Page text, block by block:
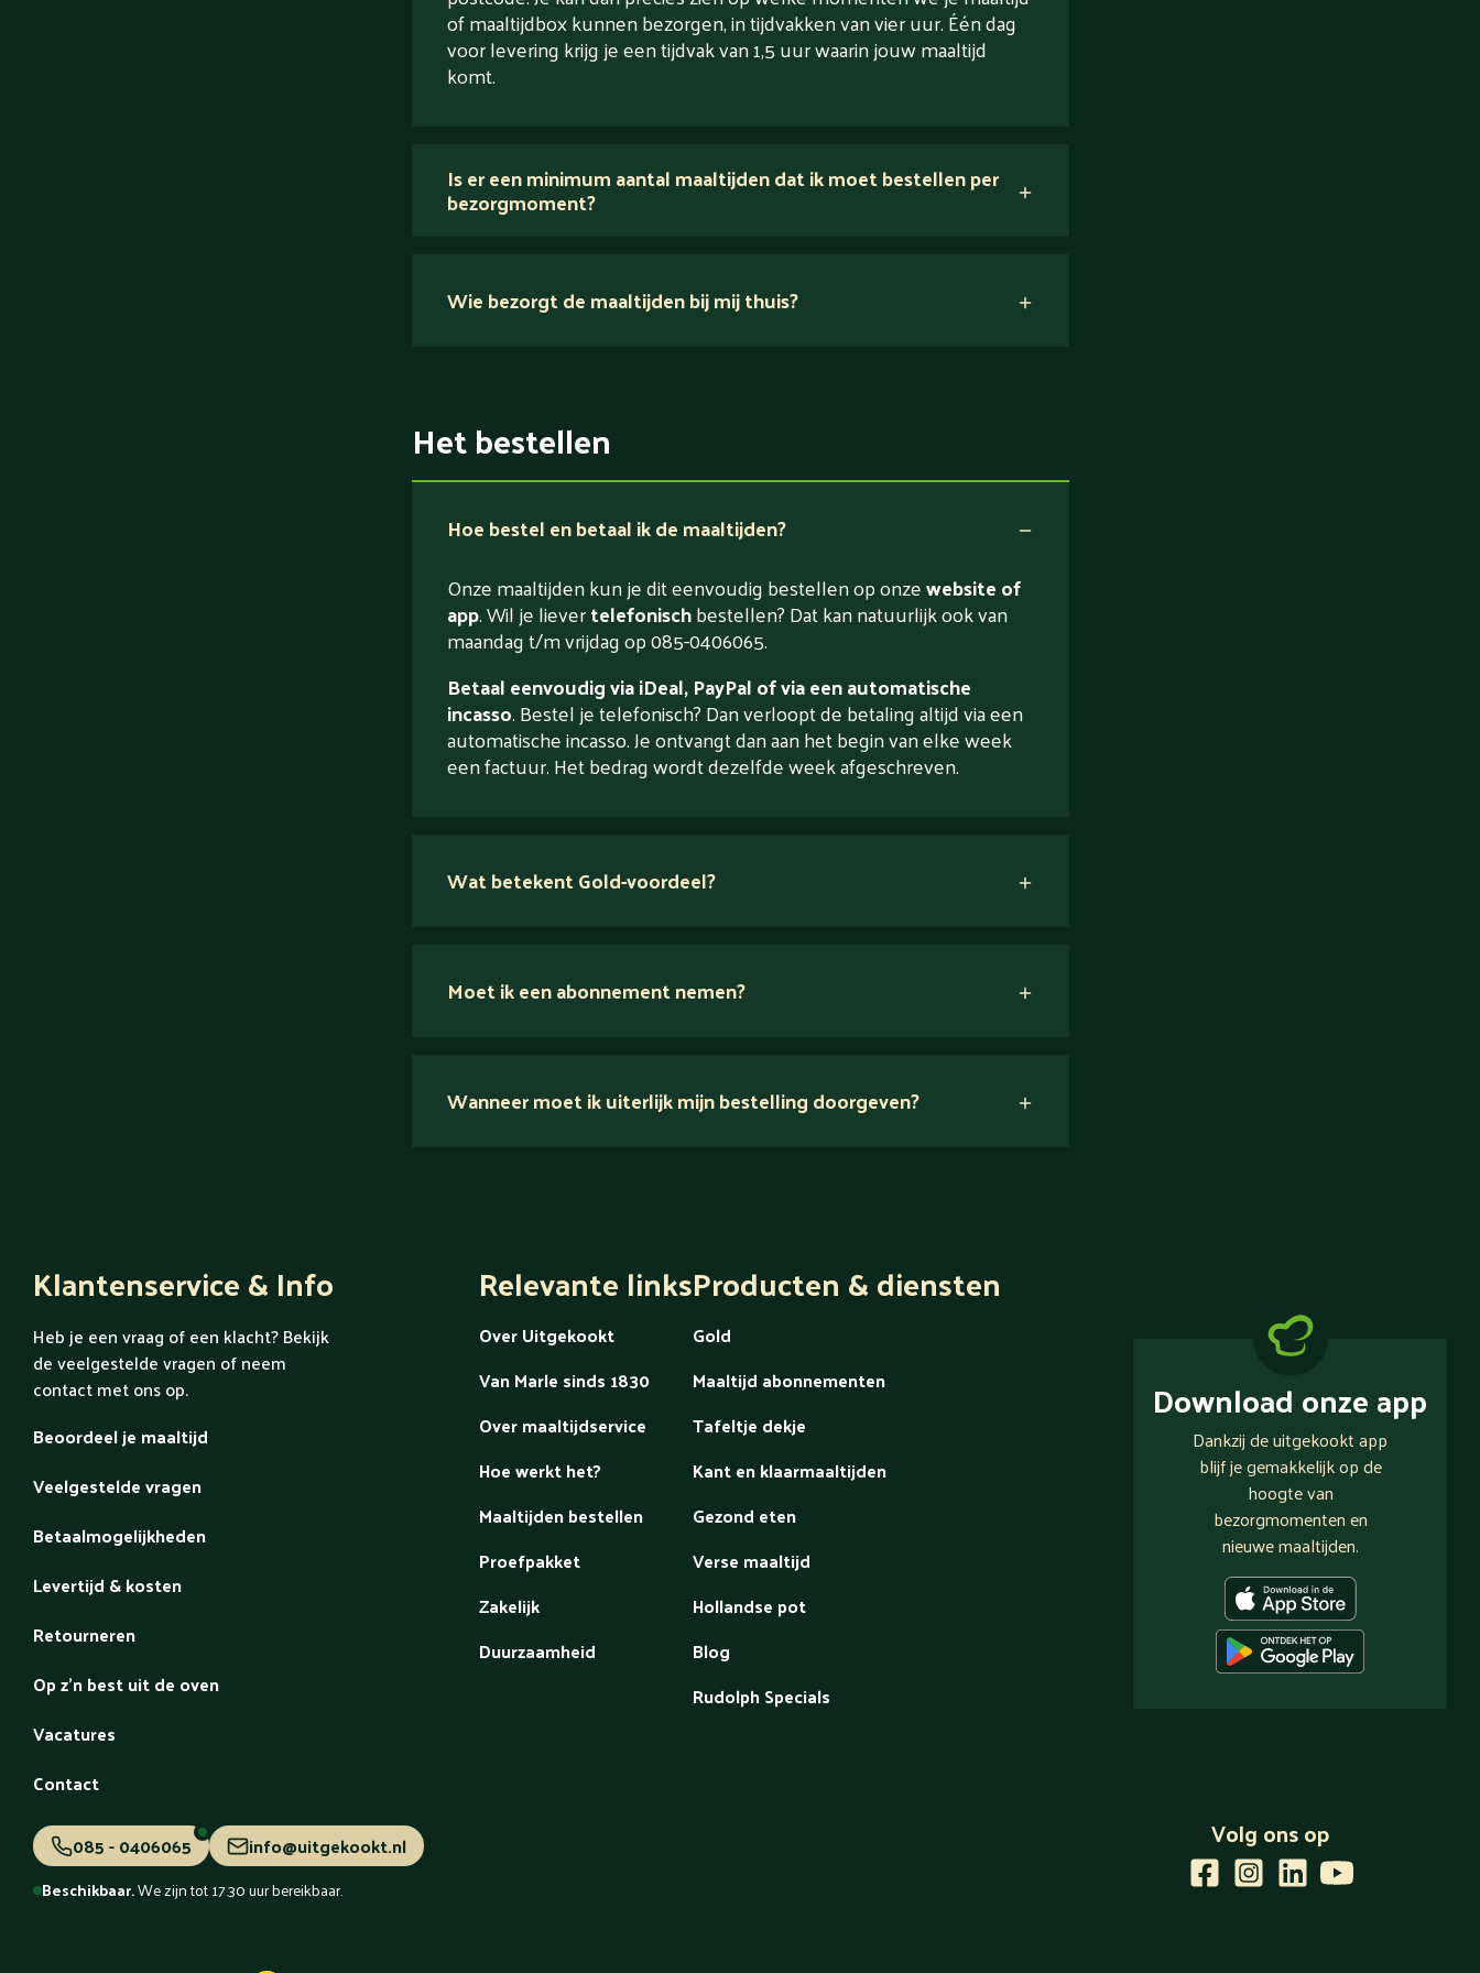
of maaltijdbox kunnen bezorgen, in tijdvakken van vier uur. Één dag
voor levering krijg je een tijdvak van 1,5 uur waarin jouw maaltijd
komt.
Is er een minimum aantal maaltijden dat ik moet bestellen per
bezorgmoment?
Wie bezorgt de maaltijden bij mij thuis?
Het bestellen
Hoe bestel en betaal ik de maaltijden?
Onze maaltijden kun je dit eenvoudig bestellen op onzewebsite of
app. Wil je lievertelefonischbestellen? Dat kan natuurlijk ook van
maandag t/m vrijdag op 085-0406065.
Betaal eenvoudig via iDeal, PayPal of via een automatische
incasso. Bestel je telefonisch? Dan verloopt de betaling altijd via een
automatische incasso. Je ontvangt dan aan het begin van elke week
een factuur. Het bedrag wordt dezelfde week afgeschreven.
Wat betekent Gold-voordeel?
Ontdek alles over Gold
Moet ik een abonnement nemen?
Wanneer moet ik uiterlijk mijn bestelling doorgeven?
Klantenservice & Info
Heb je een vraag of een klacht? Bekijk
de veelgestelde vragen of neem
contact met ons op.
Beoordeel je maaltijd
Veelgestelde vragen
Betaalmogelijkheden
Levertijd & kosten
Retourneren
Op z'n best uit de oven
Vacatures
Contact
Relevante links
Over Uitgekookt
Van Marle sinds 1830
Over maaltijdservice
Hoe werkt het?
Maaltijden bestellen
Proefpakket
Zakelijk
Duurzaamheid
Producten & diensten
Gold
Maaltijd abonnementen
Tafeltje dekje
Kant en klaarmaaltijden
Gezond eten
Verse maaltijd
Hollandse pot
Blog
Rudolph Specials
Download onze app
Dankzij de uitgekookt app
blijf je gemakkelijk op de
hoogte van
bezorgmomenten en
nieuwe maaltijden.
085 - 0406065 info@uitgekookt.nl
Beschikbaar.We zijn tot 17.30 uur bereikbaar.
Volg ons op